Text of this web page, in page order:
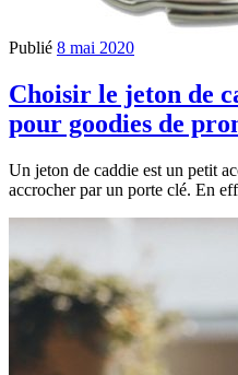
Publié 8 mai 2020
Choisir le jeton de
pour goodies de
Un jeton de caddie est un petit
accrocher par un porte clé. En